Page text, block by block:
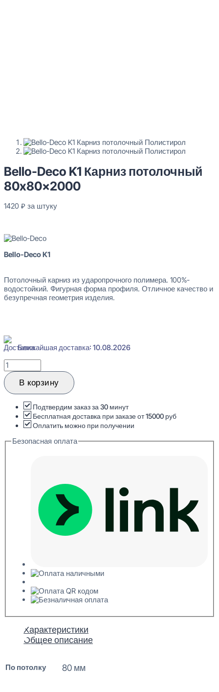
Bello-Deco K1 Карниз потолочный
80x80x2000
1420 ₽ за штуку
Bello-Deco K1
Потолочный карниз из ударопрочного полимера. 100%-
водостойкий. Фигурная форма профиля. Отличное качество и
безупречная геометрия изделия.
Ближайшая доставка: 10.08.2026
Количество
товара
Bello-
Deco
Карниз
потолочный
80x80x2000
В корзину
Подтвердим заказ за 30 минут
Бесплатная доставка при заказе от 15000 руб
Оплатить можно при получении
Безопасная оплата
Характеристики
Общее описание
По потолку 80 мм